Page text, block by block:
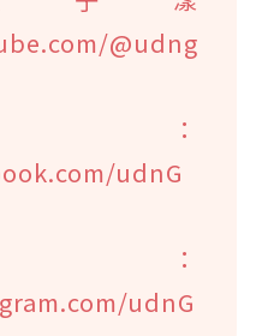
@udng
udnG
udnG